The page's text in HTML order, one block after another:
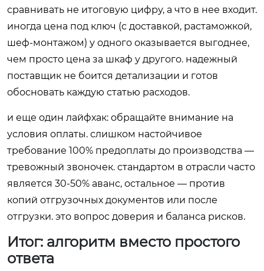
сравнивать не итоговую цифру, а что в нее входит.
иногда цена под ключ (с доставкой, растаможкой,
шеф-монтажом) у одного оказывается выгоднее,
чем просто цена за шкаф у другого. надежный
поставщик не боится детализации и готов
обосновать каждую статью расходов.
и еще один лайфхак: обращайте внимание на
условия оплаты. слишком настойчивое
требование 100% предоплаты до производства —
тревожный звоночек. стандартом в отрасли часто
является 30-50% аванс, остальное — против
копий отгрузочных документов или после
отгрузки. это вопрос доверия и баланса рисков.
Итог: алгоритм вместо простого
ответа